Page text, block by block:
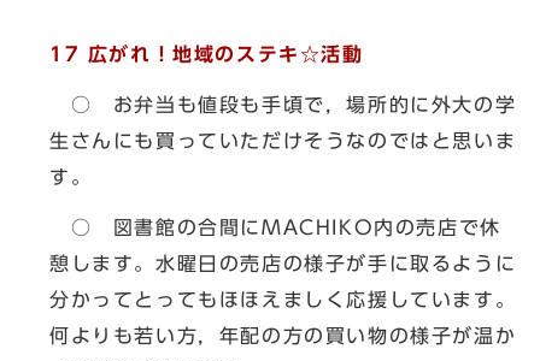
17 広がれ！地域のステキ☆活動
○ お弁当も値段も手頃で，場所的に外大の学
生さんにも買っていただけそうなのではと思いま
す。
○ 図書館の合間にMACHIKO内の売店で休
憩します。水曜日の売店の様子が手に取るように
分かってとってもほほえましく応援しています。
何よりも若い方，年配の方の買い物の様子が温か